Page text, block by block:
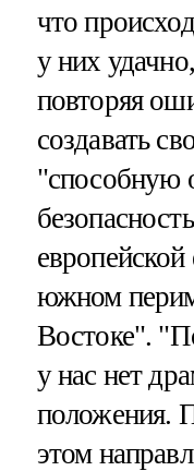
что
у них
повторяя
создавать
"способную
европейской
южном
Востоке".
у нас нет
положения.
этом